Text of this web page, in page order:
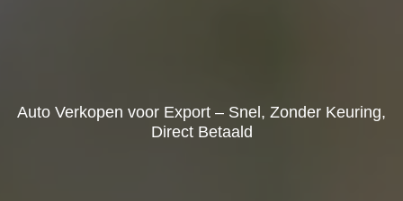
Auto Verkopen voor Export – Snel, Zonder Keuring,
Direct Betaald